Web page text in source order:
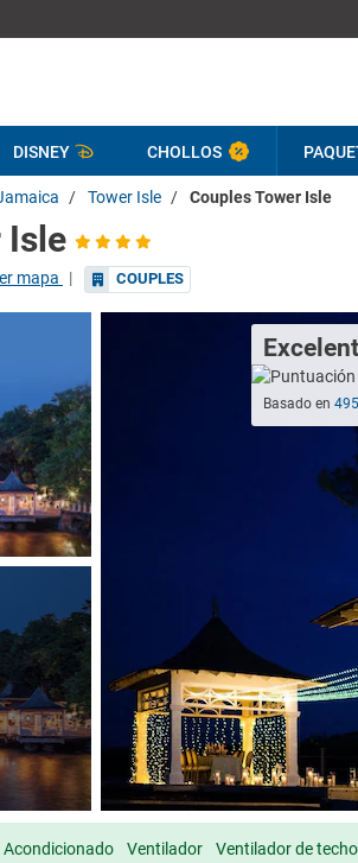
DISNEY CHOLLOS
/ Tower Isle / Couples Tower Isle
Isle
mapa | COUPLES
Basado en
Acondicionado Ventilador Ventilador de techo